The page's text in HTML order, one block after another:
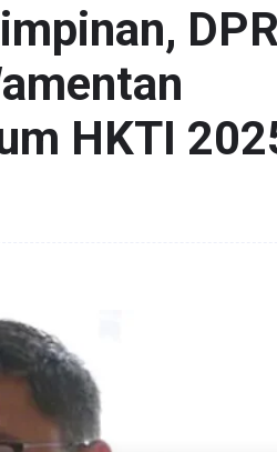
DPR
HKTI